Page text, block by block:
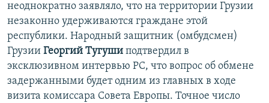
неоднократно заявляло, что на территории Грузии
незаконно удерживаются граждане этой
республики. Народный защитник (омбудсмен)
Грузии Георгий Тугуши подтвердил в
эксклюзивном интервью РС, что вопрос об обмене
задержанными будет одним из главных в ходе
визита комиссара Совета Европы. Точное число